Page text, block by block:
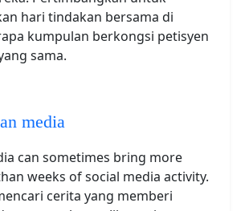
hari tindakan bersama di
kumpulan berkongsi petisyen
sama.
media
can sometimes bring more
weeks of social media activity.
cerita yang memberi